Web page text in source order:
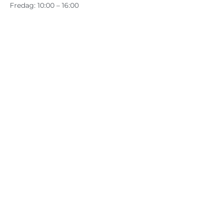
Fredag: 10:00 – 16:00